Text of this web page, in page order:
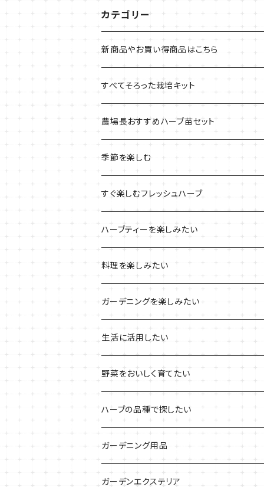
カテゴリー
新商品やお買い得商品はこちら
今イチオシの商品
季節のおすすめ商品
すべてそろった栽培キット
フェルトプランターの栽培キット
ルーツポーチの栽培キット
ブリキプランターの栽培キット
木製プランターの栽培キット
プラ製プランターの栽培キット
その他のプランターの栽培キット
農場長おすすめハーブ苗セット
農場長おすすめセット
おすすめの寄せ植え
季節を楽しむ
2022年のお正月
2022年の母の日
2021年の敬老の日
2021年のハロウィン
2021年のクリスマス
すぐ楽しむフレッシュハーブ
ハーブミックス
ハーブブーケ
フレッシュハーブ
ハーブティーを楽しみたい
ハーブティーの定番ハーブ
リラックスしたい時に
シャキッとしたい時に
デトックスに
気分で香りを楽しみたい
料理を楽しみたい
料理の定番ハーブ
イタリア料理に
魚料理に
BBQ・肉料理に
サラダに使いたい
秋植えで料理に
ガーデニングを楽しみたい
花を楽しみたい
カラーリーフ
ハーブガーデンづくりに
夏のハーブガーデンに
生活に活用したい
パーティーハーブ
インスタ映えハーブ
虫よけに使いたい
ハーブバスに
野菜をおいしく育てたい
トマトのコンパニオン
ジャガイモのコンパニオン
葉物野菜のコンパニオン
ハーブの品種で探したい
ミント・ハーブ苗
バジル・ハーブ苗
ガーデニング用品
その他
ガーデンエクステリア